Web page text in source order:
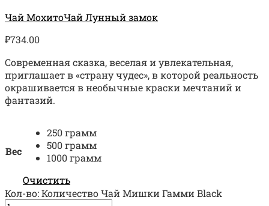
Чай МохитоЧай Лунный замок
₽734.00
Современная сказка, веселая и увлекательная,
приглашает в «страну чудес», в которой реальность
окрашивается в необычные краски мечтаний и
фантазий.
Вес
250 грамм
500 грамм
1000 грамм
Очистить
Кол-во:Количество Чай Мишки Гамми Black